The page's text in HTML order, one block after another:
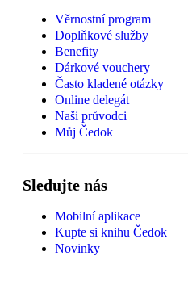
Věrnostní program
Doplňkové služby
Benefity
Dárkové vouchery
Často kladené otázky
Online delegát
Naši průvodci
Můj Čedok
Sledujte nás
Mobilní aplikace
Kupte si knihu Čedok
Novinky